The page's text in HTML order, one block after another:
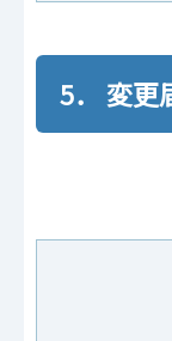
5． 変更